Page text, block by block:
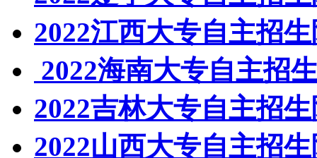
2022江西大专自主招
2022海南大专自主招
2022吉林大专自主招
2022山西大专自主招